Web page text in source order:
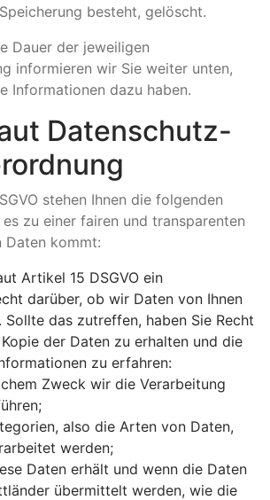
besteht, gelöscht.
Dauer der jeweiligen
informieren wir Sie weiter unten,
Informationen dazu haben.
Datenschutz-
stehen Ihnen die folgenden
zu einer fairen und transparenten
Daten kommt:
Artikel 15 DSGVO ein
darüber, ob wir Daten von Ihnen
Sollte das zutreffen, haben Sie Recht
der Daten zu erhalten und die
zu erfahren:
Zweck wir die Verarbeitung
also die Arten von Daten,
werden;
Daten erhält und wenn die Daten
übermittelt werden, wie die